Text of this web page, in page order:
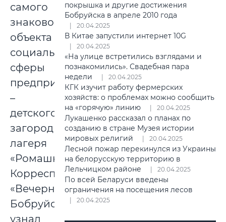
самого
знакового
объекта
социальной
сферы
предприятия
–
детского
загородного
лагеря
«Ромашка».
Корреспондент
«Вечернего
Бобруйска»
узнал
покрышка и другие достижения
Бобруйска в апреле 2010 года
20.04.2025
В Китае запустили интернет 10G
20.04.2025
«На улице встретились взглядами и
познакомились». Свадебная пара
недели
20.04.2025
КГК изучит работу фермерских
хозяйств: о проблемах можно сообщить
на «горячую» линию
20.04.2025
Лукашенко рассказал о планах по
созданию в стране Музея истории
мировых религий
20.04.2025
Лесной пожар перекинулся из Украины
на белорусскую территорию в
Лельчицком районе
20.04.2025
По всей Беларуси введены
ограничения на посещения лесов
20.04.2025